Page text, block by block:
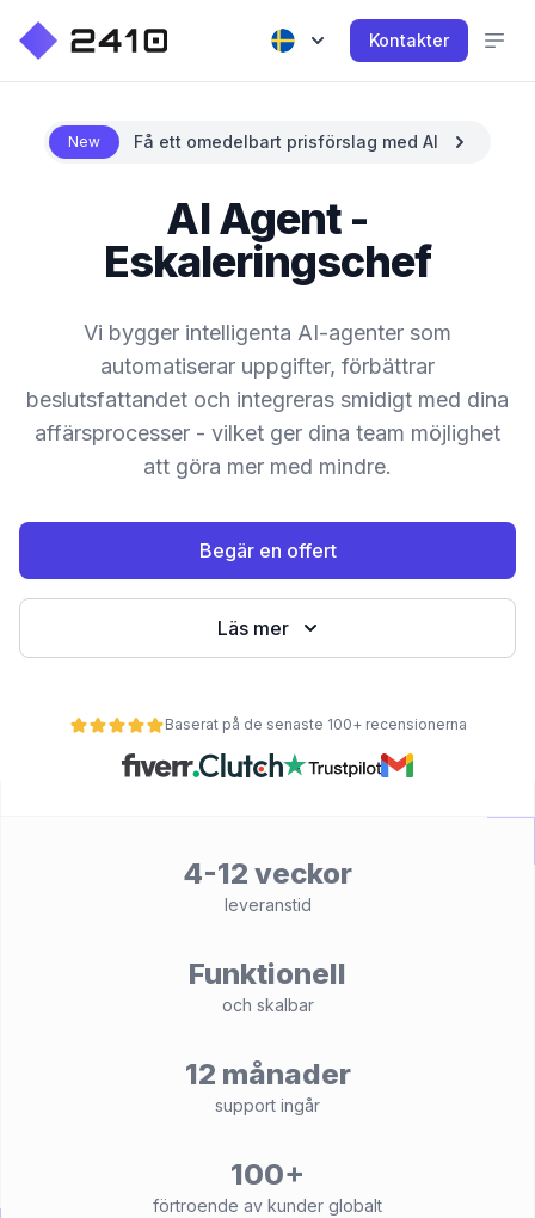
Kontakter
New Få ett omedelbart prisförslag med AI
AI Agent -
Eskaleringschef
Vi bygger intelligenta AI-agenter som
automatiserar uppgifter, förbättrar
beslutsfattandet och integreras smidigt med dina
affärsprocesser - vilket ger dina team möjlighet
att göra mer med mindre.
Begär en offert
Läs mer
Baserat på de senaste 100+ recensionerna
4-12 veckor
leveranstid
Funktionell
och skalbar
12 månader
support ingår
100+
förtroende av kunder globalt